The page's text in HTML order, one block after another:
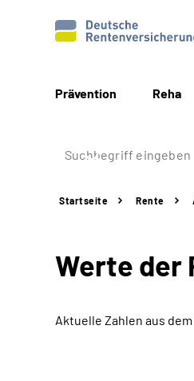
Prävention Reha
Startseite Rente
Werte der
Aktuelle Zahlen aus